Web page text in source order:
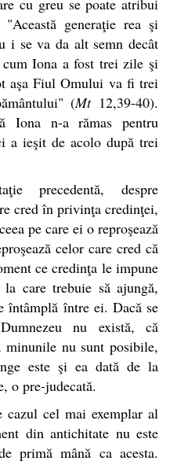
generaţie rea şi
i se va da alt semn decât
Iona a fost trei zile şi
aşa Fiul Omului va fi trei
(Mt12,39-40).
Iona n-a rămas pentru
a ieşit de acolo după trei
precedentă, despre
cred în privinţa credinţei,
pe care ei o reproşează
celor care cred că
ce credinţa le impune
care trebuie să ajungă,
întâmplă între ei. Dacă se
nu există, că
minunile nu sunt posibile,
este şi ea dată de la
o pre-judecată.
cel mai exemplar al
din antichitate nu este
primă mână ca acesta.